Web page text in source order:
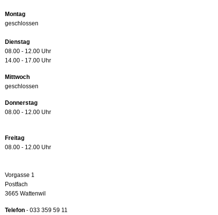
Montag
geschlossen
Dienstag
08.00 - 12.00 Uhr
14.00 - 17.00 Uhr
Mittwoch
geschlossen
Donnerstag
08.00 - 12.00 Uhr
Freitag
08.00 - 12.00 Uhr
Vorgasse 1
Postfach
3665 Wattenwil
Telefon - 033 359 59 11